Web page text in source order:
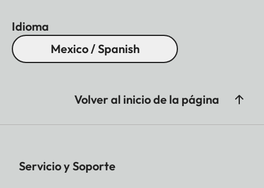
Idioma
Mexico / Spanish
Volver al inicio de la página
Servicio y Soporte